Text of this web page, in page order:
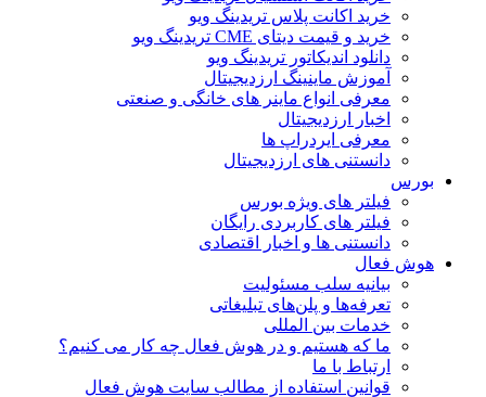
خرید اکانت پلاس تریدینگ ویو
خرید و قیمت دیتای CME تریدینگ ویو
دانلود اندیکاتور تریدینگ ویو
آموزش ماینینگ ارزدیجیتال
معرفی انواع ماینر های خانگی و صنعتی
اخبار ارزدیجیتال
معرفی ایردراپ ها
دانستنی های ارزدیجیتال
بورس
فیلتر های ویژه بورس
فیلتر های کاربردی رایگان
دانستنی ها و اخبار اقتصادی
هوش فعال
بیانیه سلب مسئولیت
تعرفه‌ها و پلن‌های تبلیغاتی
خدمات بین المللی
ما که هستیم و در هوش فعال چه کار می کنیم؟
ارتباط با ما
قوانین استفاده از مطالب سایت هوش فعال